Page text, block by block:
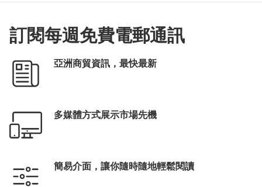
訂閱每週免費電郵通訊
亞洲商貿資訊，最快最新
多媒體方式展示市場先機
簡易介面，讓你隨時隨地輕鬆閱讀